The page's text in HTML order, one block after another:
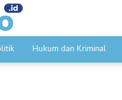
Hukum dan Kriminal